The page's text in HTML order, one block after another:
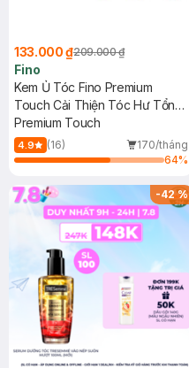
133.000 ₫209.000 ₫
Fino
Kem Ủ Tóc Fino Premium
Touch Cải Thiện Tóc Hư Tổn
230g
Premium Touch
4.9 (16)
170/tháng
64%
-42%